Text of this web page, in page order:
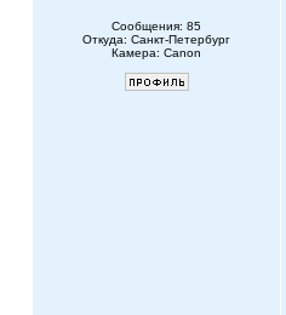
Сообщения: 85
Откуда: Санкт-Петербург
Камера: Canon